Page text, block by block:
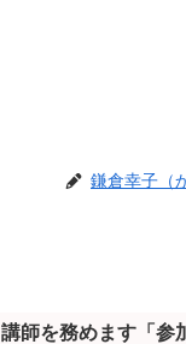
鎌倉幸子（
講師を務めます「参